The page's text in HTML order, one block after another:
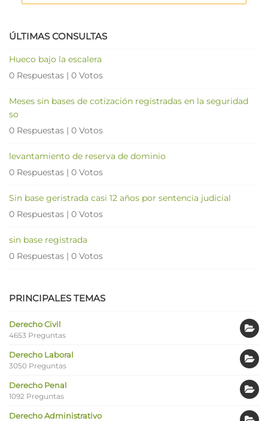
ÚLTIMAS CONSULTAS
Hueco bajo la escalera
0 Respuestas | 0 Votos
Meses sin bases de cotización registradas en la seguridad
so
0 Respuestas | 0 Votos
levantamiento de reserva de dominio
0 Respuestas | 0 Votos
Sin base geristrada casi 12 años por sentencia judicial
0 Respuestas | 0 Votos
sin base registrada
0 Respuestas | 0 Votos
PRINCIPALES TEMAS
Derecho Civil
4653 Preguntas
Derecho Laboral
3050 Preguntas
Derecho Penal
1092 Preguntas
Derecho Administrativo